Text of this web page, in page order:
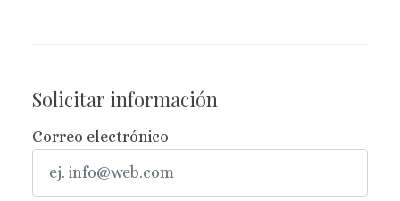
Solicitar información
Correo electrónico